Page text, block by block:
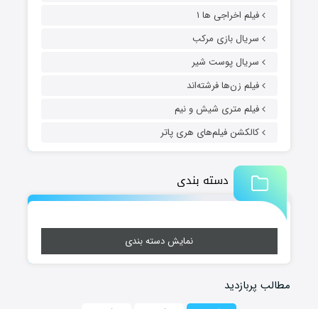
فیلم اخراجی ها ۱
سریال بازی مرکب
سریال پوست شیر
فیلم زن‌ها فرشته‌اند
فیلم متری شیش و نیم
کالکشن فیلم‌های هری پاتر
دسته بندی
نمایش دسته بندی
مطالب پربازدید